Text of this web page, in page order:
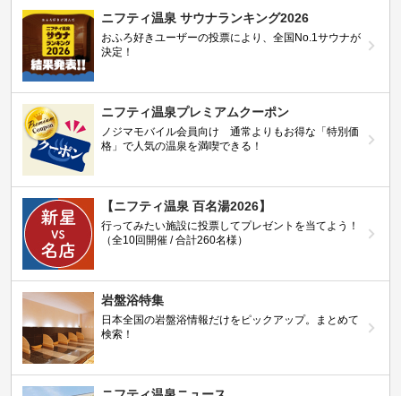
ニフティ温泉 サウナランキング2026
おふろ好きユーザーの投票により、全国No.1サウナが
決定！
ニフティ温泉プレミアムクーポン
ノジマモバイル会員向け 通常よりもお得な「特別価
格」で人気の温泉を満喫できる！
【ニフティ温泉 百名湯2026】
行ってみたい施設に投票してプレゼントを当てよう！
（全10回開催 / 合計260名様）
岩盤浴特集
日本全国の岩盤浴情報だけをピックアップ。まとめて
検索！